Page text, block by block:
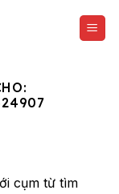
cụm từ tìm